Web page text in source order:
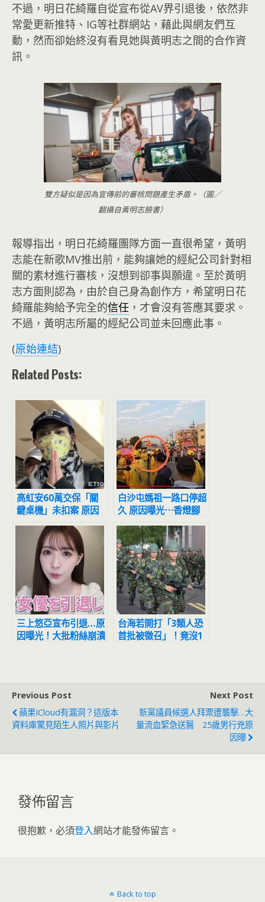
不過，明日花綺羅自從宣布從AV界引退後，依然非
常愛更新推特、IG等社群網站，藉此與網友們互
動，然而卻始終沒有看見她與黃明志之間的合作資
訊。
雙方疑似是因為宣傳前的審核問題產生矛盾。（圖／
翻攝自黃明志臉書）
報導指出，明日花綺羅團隊方面一直很希望，黃明
志能在新歌MV推出前，能夠讓她的經紀公司針對相
關的素材進行審核，沒想到卻事與願違。至於黃明
志方面則認為，由於自己身為創作方，希望明日花
綺羅能夠給予完全的信任 ，才會沒有答應其要求。
不過，黃明志所屬的經紀公司並未回應此事。
(原始連結)
Related Posts:
高虹安60萬交保「關
鍵桌機」未扣案 原因
曝光
白沙屯媽祖一路口停超
久 原因曝光⋯香燈腳
大讚「很神奇」
三上悠亞宣布引退…原
因曝光！大批粉絲崩潰
台海若開打「3類人恐
首批被徵召」！竟沒1
Previous Post
蘋果iCloud有漏洞？這版本
資料庫驚見陌生人照片與影片
Next Post
新黨議員候選人拜票遭襲擊…大
量流血緊急送醫 25歲男行兇原
因曝
發佈留言
很抱歉，必須登入網站才能發佈留言。
Back to top